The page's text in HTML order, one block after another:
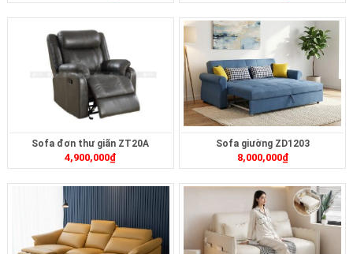
Sofa đơn thư giãn ZT20A
4,900,000₫
Sofa giường ZD1203
8,000,000₫